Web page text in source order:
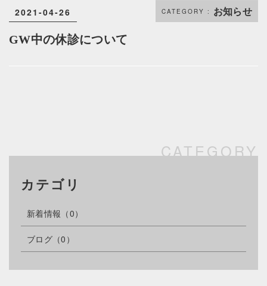
お知らせ
2021-04-26
GW中の休診について
カテゴリ
新着情報 （0）
ブログ（0）